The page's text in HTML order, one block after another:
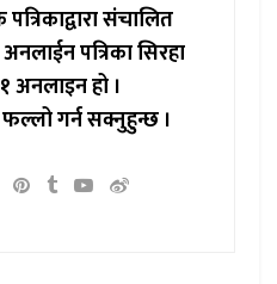
संचालित
पत्रिका सिरहा
अनलाइन हो ।
गर्न सक्नुहुन्छ ।